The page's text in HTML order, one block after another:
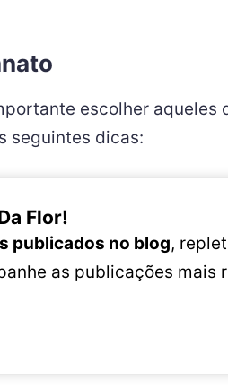
escolher aqueles
seguintes dicas:
Flor!
publicados no blog,
as publicações mais